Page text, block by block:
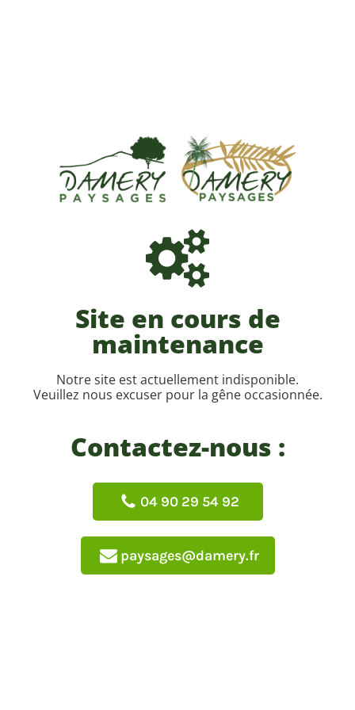
Site en cours de
maintenance
Notre site est actuellement indisponible.
Veuillez nous excuser pour la gêne occasionnée.
Contactez-nous :
04 90 29 54 92
paysages@damery.fr